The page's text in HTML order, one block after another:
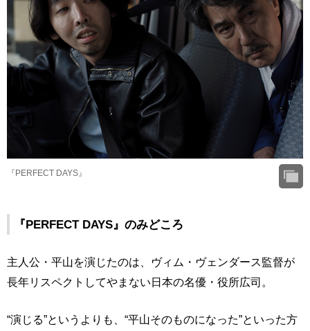
『PERFECT DAYS』
『PERFECT DAYS』のみどころ
主人公・平山を演じたのは、ヴィム・ヴェンダース監督が
長年リスペクトしてやまない日本の名優・役所広司。
“演じる”というよりも、“平山そのものになった”といった方